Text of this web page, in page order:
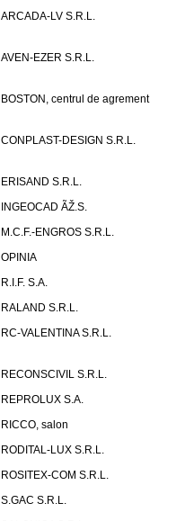
ARCADA-LV S.R.L.
AVEN-EZER S.R.L.
BOSTON, centrul de agrement
CONPLAST-DESIGN S.R.L.
ERISAND S.R.L.
INGEOCAD ÃŽ.S.
M.C.F.-ENGROS S.R.L.
OPINIA
R.I.F. S.A.
RALAND S.R.L.
RC-VALENTINA S.R.L.
RECONSCIVIL S.R.L.
REPROLUX S.A.
RICCO, salon
RODITAL-LUX S.R.L.
ROSITEX-COM S.R.L.
S.GAC S.R.L.